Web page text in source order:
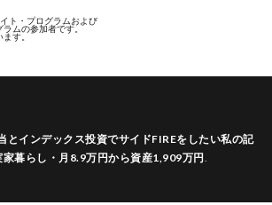
ト・プログラムおよび
ラムの参加者です。
す。
とインデックス投資でサイドFIREをしたい私の記
家暮らし・月8.9万円から資産1,909万円